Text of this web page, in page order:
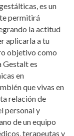
es un
permitirá
la actitud
aplicarla a tu
objetivo como
Gestalt es
en
que vivas en
relación de
personal y
de un equipo
terapeutas y